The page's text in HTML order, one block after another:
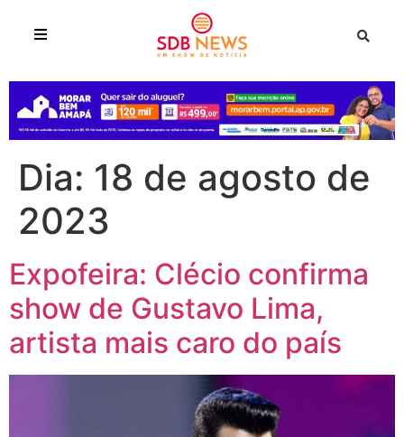
Dia: 18 de agosto de
2023
Expofeira: Clécio confirma
show de Gustavo Lima,
artista mais caro do país